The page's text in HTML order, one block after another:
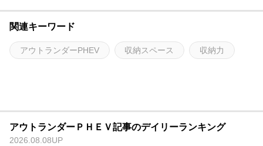
関連キーワード
アウトランダーPHEV 収納スペース 収納力
アウトランダーＰＨＥＶ記事のデイリーランキング
2026.08.08UP